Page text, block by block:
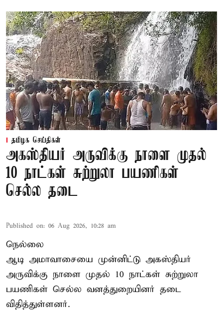
தமிழக செய்திகள்
அகஸ்தியர் அருவிக்கு நாளை முதல்
10 நாட்கள் சுற்றுலா பயணிகள்
செல்ல தடை
Published on: 06 Aug 2026, 10:28 am
நெல்லை
ஆடி அமாவாசையை முன்னிட்டு அகஸ்தியர்
அருவிக்கு நாளை முதல் 10 நாட்கள் சுற்றுலா
பயணிகள் செல்ல வனத்துறையினர் தடை
விதித்துள்ளனர்.